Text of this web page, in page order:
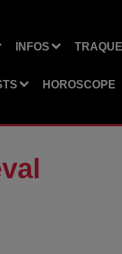
INFOS
HOROSCOPE